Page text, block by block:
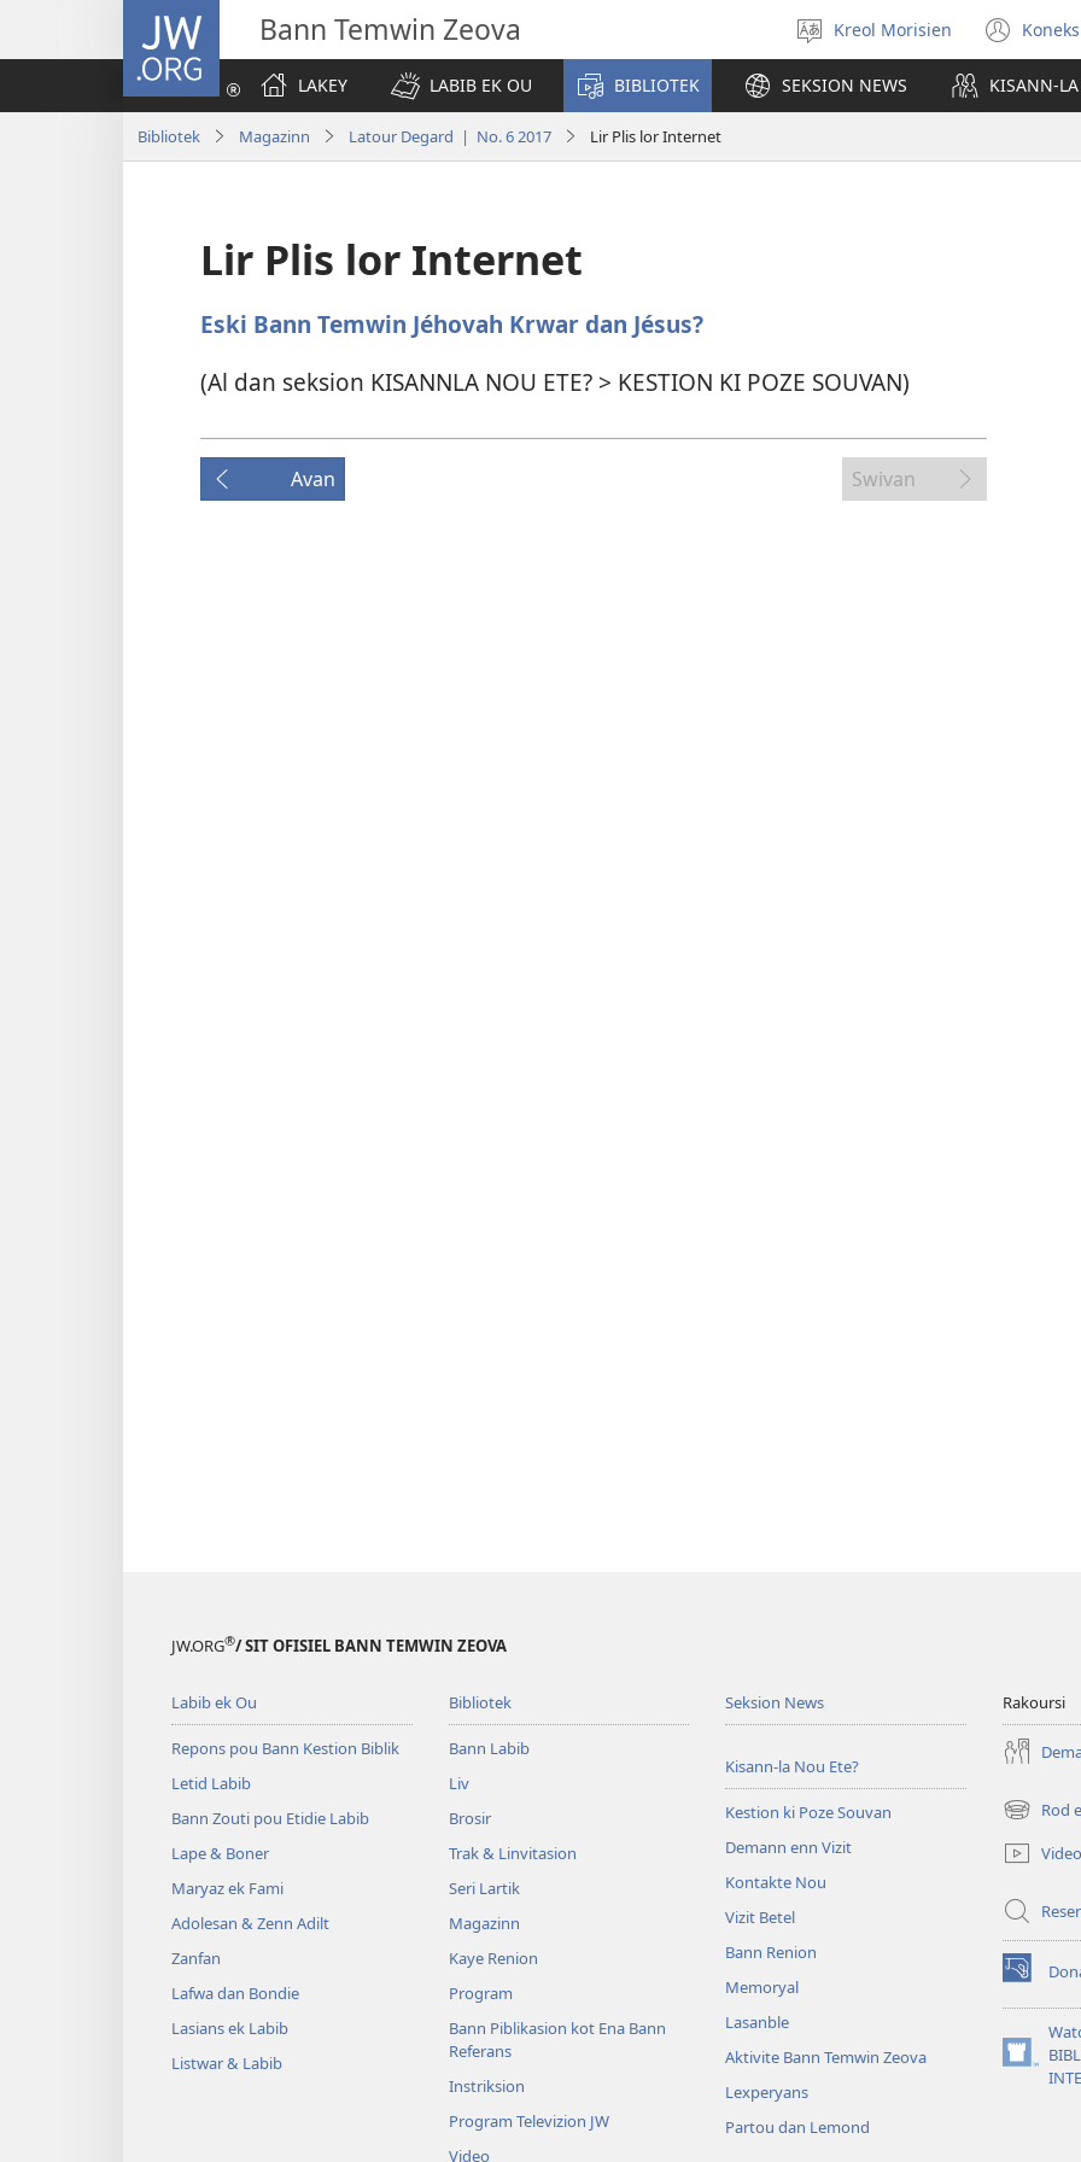
JW.ORG Bann Temwin Zeova
Swazir
lang
Kreol Morisien
enn
tab)
LAKEY
LABIB EK OU BIBLIOTEK SEKSION NEWS KISANN-
Bibliotek Magazinn Latour Degard | No. 6 2017 Lir Plis lor Internet
Lir Plis lor Internet
Eski Bann Temwin Jéhovah Krwar dan Jésus?
(Al dan seksion KISANNLA NOU ETE? > KESTION KI POZE SOUVAN)
Avan Swivan
JW.ORG®/ SIT OFISIEL BANN TEMWIN ZEOVA
Labib ek Ou
Repons pou Bann Kestion Biblik
Letid Labib
Bann Zouti pou Etidie Labib
Lape & Boner
Maryaz ek Fami
Adolesan & Zenn Adilt
Zanfan
Lafwa dan Bondie
Lasians ek Labib
Listwar & Labib
Bibliotek
Bann Labib
Liv
Brosir
Trak & Linvitasion
Seri Lartik
Magazinn
Kaye Renion
Program
Bann Piblikasion kot Ena Bann
Referans
Instriksion
Program Televizion JW
Video
Seksion News
Kisann-la Nou Ete?
Kestion ki Poze Souvan
Demann enn Vizit
Kontakte Nou
Vizit Betel
Bann Renion
Memoryal
Lasanble
Aktivite Bann Temwin Zeova
Lexperyans
Partou dan Lemond
Rakoursi
Rod
(ouver
enn
nouvo
Video
(ouver
enn
nouvo
tab)
(ouver